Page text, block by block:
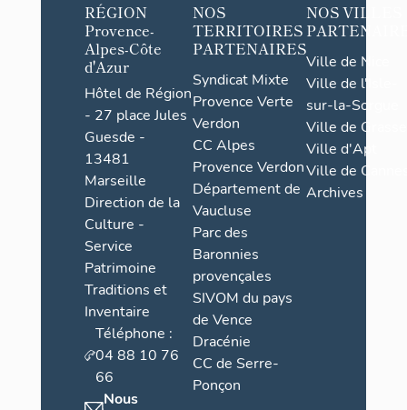
RÉGION
Provence-
Alpes-Côte
d'Azur
Hôtel de Région
- 27 place Jules
Guesde -
13481
Marseille
Direction de la
Culture -
Service
Patrimoine
Traditions et
Inventaire
Téléphone :
04 88 10 76
66
Nous
NOS
TERRITOIRES
PARTENAIRES
Syndicat Mixte
Provence Verte
Verdon
CC Alpes
Provence Verdon
Département de
Vaucluse
Parc des
Baronnies
provençales
SIVOM du pays
de Vence
Dracénie
CC de Serre-
Ponçon
NOS VILLES
Ville de Nice
Ville de l'Isle-
sur-la-Sorgue
Ville de Grasse
Ville d'Apt
Ville de
Archives